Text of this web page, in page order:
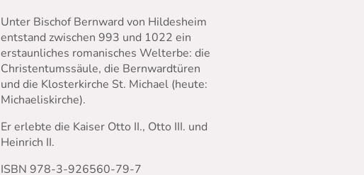
Unter Bischof Bernward von Hildesheim
entstand zwischen 993 und 1022 ein
erstaunliches romanisches Welterbe: die
Christentumssäule, die Bernwardtüren
und die Klosterkirche St. Michael (heute:
Michaeliskirche).
Er erlebte die Kaiser Otto II., Otto III. und
Heinrich II.
ISBN 978-3-926560-79-7